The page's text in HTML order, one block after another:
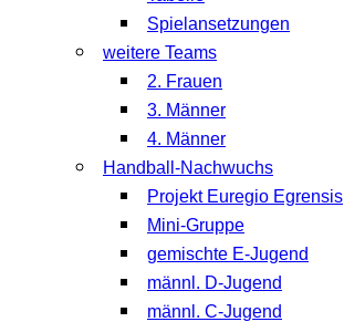
Spielansetzungen
weitere Teams
2. Frauen
3. Männer
4. Männer
Handball-Nachwuchs
Projekt Euregio Egrensis
Mini-Gruppe
gemischte E-Jugend
männl. D-Jugend
männl. C-Jugend